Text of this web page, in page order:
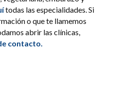
todas las especialidades. Si
o que te llamemos
abrir las clínicas,
contacto.